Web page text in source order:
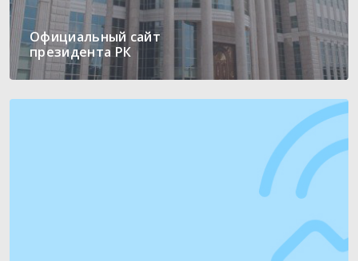
Официальный сайт
президента РК